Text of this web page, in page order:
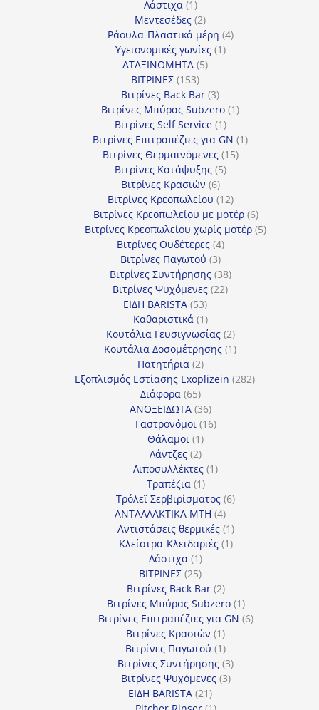
Λάστιχα 11
προϊόν
Μεντεσέδες 22
προϊόντα
Ράουλα-Πλαστικά μέρη 44
Υγειονομικές γωνίες 11
ΑΤΑΞΙΝΟΜΗΤΑ 55
ΒΙΤΡΙΝΕΣ 153153
προϊόντα
Βιτρίνες Back Bar 33
προϊόντα
Βιτρίνες Mπύρας Subzero 11
Βιτρίνες Self Service 11
προϊόν
Βιτρίνες Επιτραπέζιες για GN 11
Βιτρίνες Θερμαινόμενες 1515
Βιτρίνες Κατάψυξης 55
Βιτρίνες Κρασιών 66
προϊόντα
Βιτρίνες Κρεοπωλείου 1212
προϊόντα
Βιτρίνες Κρεοπωλείου με μοτέρ 66
προϊόντα
Βιτρίνες Κρεοπωλείου χωρίς μοτέρ 55
Βιτρίνες Ουδέτερες 44
προϊόντα
Βιτρίνες Παγωτού 33
προϊόντα
Βιτρίνες Συντήρησης 3838
προϊόντα
Βιτρίνες Ψυχόμενες 2222
ΕΙΔΗ BARISTA 5353
προϊόντα
Καθαριστικά 11
προϊόν
Κουτάλια Γευσιγνωσίας 22
προϊόντα
Κουτάλια Δοσομέτρησης 11
Πατητήρια 22
προϊόντα
Εξοπλισμός Εστίασης Exoplizein 282282
Διάφορα 6565
προϊόντα
ΑΝΟΞΕΙΔΩΤΑ 3636
προϊόντα
Γαστρονόμοι 1616
Θάλαμοι 11
προϊόν
Λάντζες 22
προϊόντα
Λιποσυλλέκτες 11
Τραπέζια 11
προϊόν
Τρόλεϊ Σερβιρίσματος 66
ΑΝΤΑΛΛΑΚΤΙΚΑ MTH 44
προϊόντα
Αντιστάσεις θερμικές 11
προϊόν
Κλείστρα-Κλειδαριές 11
Λάστιχα 11
προϊόν
ΒΙΤΡΙΝΕΣ 2525
προϊόντα
Βιτρίνες Back Bar 22
προϊόντα
Βιτρίνες Mπύρας Subzero 11
προϊόν
Βιτρίνες Επιτραπέζιες για GN 66
Βιτρίνες Κρασιών 11
προϊόν
Βιτρίνες Παγωτού 11
προϊόν
Βιτρίνες Συντήρησης 33
προϊόντα
Βιτρίνες Ψυχόμενες 33
ΕΙΔΗ BARISTA 2121
προϊόντα
1